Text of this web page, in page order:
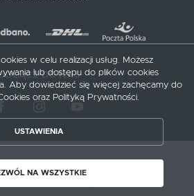
DO NAS
by meblecentrum.com.pl
w celu realizacji usług. Możesz
lub dostępu do plików cookies
Aby dowiedzieć się więcej zachęcamy do
oraz Polityką Prywatności.
USTAWIENIA
NA WSZYSTKIE
ZAPISZ WYBRANE